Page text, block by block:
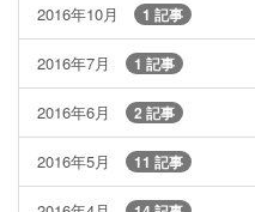
2016年10月 1 記事
2016年7月 1 記事
2016年6月 2 記事
2016年5月 11 記事